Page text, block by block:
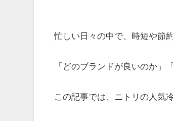
忙しい日々の中で、時短や節
「どのブランドが良いのか」
この記事では、ニトリの人気